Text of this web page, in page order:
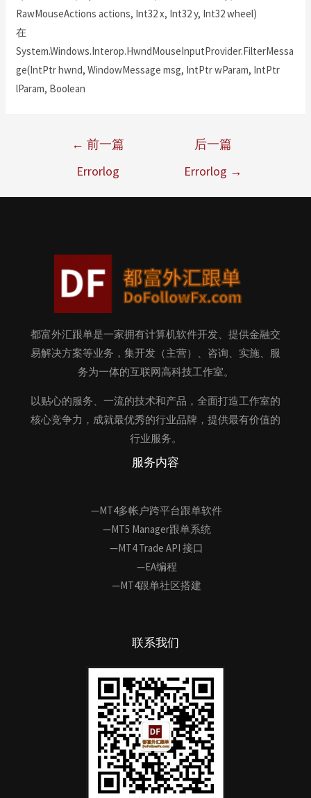
RawMouseActions actions, Int32 x, Int32 y, Int32 wheel)
在
System.Windows.Interop.HwndMouseInputProvider.FilterMessa
ge(IntPtr hwnd, WindowMessage msg, IntPtr wParam, IntPtr
lParam, Boolean
← 前一篇
Errorlog
后一篇
Errorlog →
都富外汇跟单是一家拥有计算机软件开发、提供金融交
易解决方案等业务，集开发（主营）、咨询、实施、服
务为一体的互联网高科技工作室。
以贴心的服务、一流的技术和产品，全面打造工作室的
核心竞争力，成就最优秀的行业品牌，提供最有价值的
行业服务。
服务内容
—MT4多帐户跨平台跟单软件
—MT5 Manager跟单系统
—MT4 Trade API 接口
—EA编程
—MT4跟单社区搭建
联系我们